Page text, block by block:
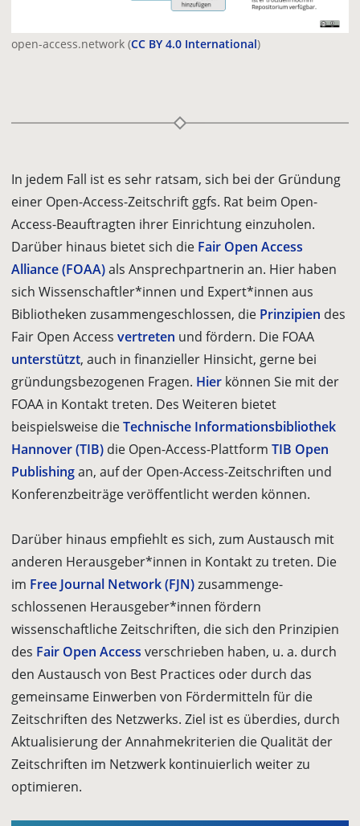
open-access.network (CC BY 4.0 International)
In jedem Fall ist es sehr ratsam, sich bei der Gründung
einer Open-Access-Zeit­schrift ggfs. Rat beim Open-
Access-Beauftragten ihrer Einrichtung einzuholen.
Darüber hinaus bietet sich die Fair Open Access
Alliance (FOAA)als Ansprech­partnerin an. Hier haben
sich Wissenschaftler*innen und Expert*innen aus
Bibliotheken zusammengeschlossen, die Prinzipien des
Fair Open Access ver­treten und fördern. Die FOAA
unterstützt, auch in finanzieller Hinsicht, gerne bei
gründungsbezogenen Fragen. Hier können Sie mit der
FOAA in Kontakt treten. Des Weiteren bietet
beispielsweise dieTechnische Informationsbiblio­thek
Hannover (TIB) die Open-Access-Plattform TIB Open
Publishingan, auf der Open-Access-Zeitschriften und
Konferenzbeiträge veröffentlicht werden können.
Darüber hinaus empfiehlt es sich, zum Austausch mit
anderen Herausgeber*­innen in Kontakt zu treten. Die
im Free Journal Network (FJN)zusammenge­
schlossenen Herausgeber*innen fördern
wissenschaftliche Zeitschriften, die sich den Prinzipien
des Fair Open Access verschrieben haben, u. a. durch
den Austausch von Best Practices oder durch das
gemeinsame Einwerben von Fördermitteln für die
Zeitschriften des Netzwerks. Ziel ist es überdies, durch
Aktualisierung der Annahmekriterien die Qualität der
Zeitschriften im Netzwerk kontinuierlich weiter zu
optimieren.